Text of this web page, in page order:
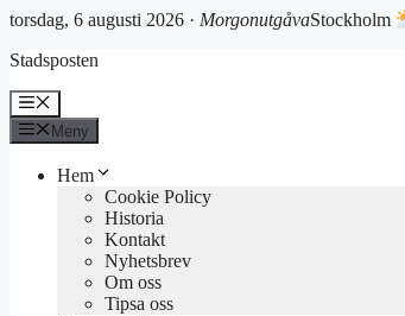
torsdag, 6 augusti 2026 · MorgonutgåvaStockholm
till
Stadsposten
Meny
Meny
Hem
Cookie Policy
Historia
Kontakt
Nyhetsbrev
Om oss
Tipsa oss